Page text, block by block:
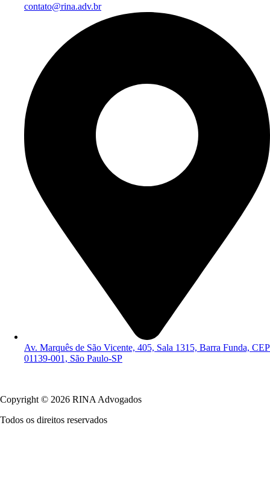
contato@rina.adv.br
Av. Marquês de São Vicente, 405, Sala 1315, Barra Funda, CEP
01139-001, São Paulo-SP
Copyright © 2026 RINA Advogados
Todos os direitos reservados